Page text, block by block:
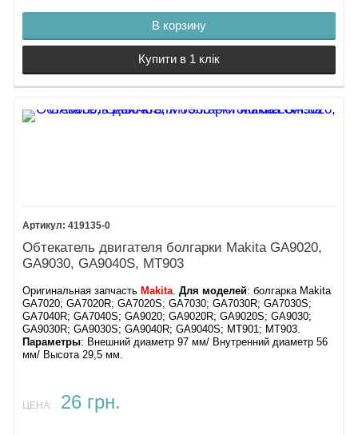
В корзину
Купити в 1 клік
419135-0
Обтекатель двигателя болгарки Makita GA9020,
GA9030, GA9040S, MT903
Оригинальная запчасть Makita .Для моделей: болгарка Makita
GA7020; GA7020R; GA7020S; GA7030; GA7030R; GA7030S;
GA7040R; GA7040S; GA9020; GA9020R; GA9020S; GA9030;
GA9030R; GA9030S; GA9040R; GA9040S; MT901; MT903.
Параметры: Внешний диаметр 97 мм/ Внутренний диаметр 56
мм/ Высота 29,5 мм.
ЦЕНА: 26 грн.